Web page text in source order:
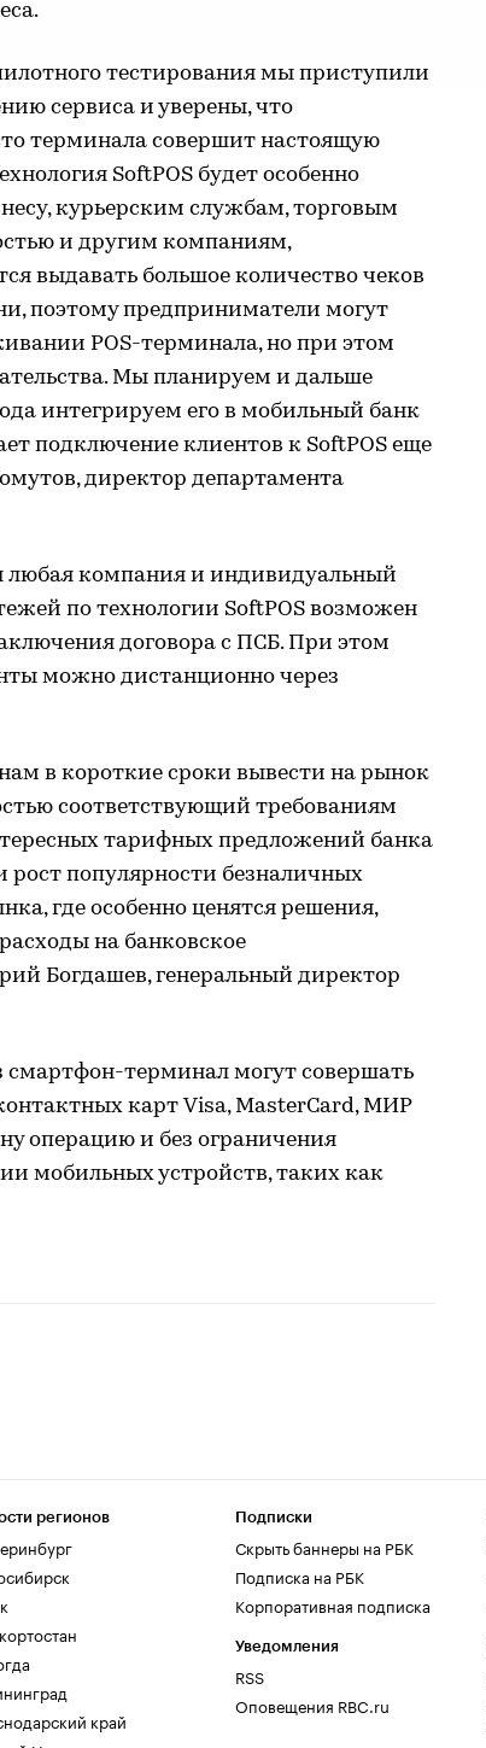
тестирования мы приступили
сервиса и уверены, что
терминала совершит настоящую
SoftPOS будет особенно
курьерским службам, торговым
и другим компаниям,
выдавать большое количество чеков
поэтому предприниматели могут
POS-терминала, но при этом
Мы планируем и дальше
интегрируем его в мобильный банк
подключение клиентов к SoftPOS еще
директор департамента
любая компания и индивидуальный
по технологии SoftPOS возможен
договора с ПСБ. При этом
можно дистанционно через
в короткие сроки вывести на рынок
соответствующий требованиям
тарифных предложений банка
популярности безналичных
где особенно ценятся решения,
на банковское
Богдашев, генеральный директор
смартфон-терминал могут совершать
карт Visa, MasterCard, МИР
операцию и без ограничения
мобильных устройств, таких как
регионов
край
Подписки
Скрыть баннеры на РБК
Подписка на РБК
Корпоративная подписка
Уведомления
RSS
Оповещения RBC.ru